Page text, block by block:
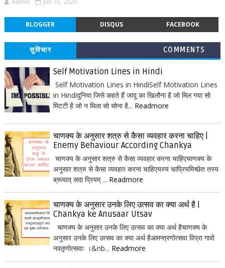
Admin Jun 15, 2025
BLOGGER DISQUS FACEBOOK
सुविचार COMMENTS
Self Motivation Lines in Hindi
Self Motivation Lines in HindiSelf Motivation Lines
in Hindiदुनिया जिसे कहते हैं जादू का खिलौना है जो मिल गया सो
मिटटी है जो न मिला सो सोना है... Readmore
चाणक्य के अनुसार शत्रु से कैसा व्यवहार करना चाहिए |
Enemy Behaviour According Chankya
चाणक्य के अनुसार शत्रु से कैसा व्यवहार करना चाहिएचाणक्य के
अनुसार शत्रु से कैसा व्यवहार करना चाहिएयस्य चाप्रियमिच्छेत तस्य
ब्रूयात् सदा प्रियम् ... Readmore
चाणक्य के अनुसार उनके लिए उत्सव का क्या अर्थ है |
Chankya ke Anusaar Utsav
चाणक्य के अनुसार उनके लिए उत्सव का क्या अर्थ हैचाणक्य के
अनुसार उनके लिए उत्सव का क्या अर्थ हैआमन्त्रणोत्सवा विप्रा गावो
नवतृणोत्सवाः ।&nb... Readmore